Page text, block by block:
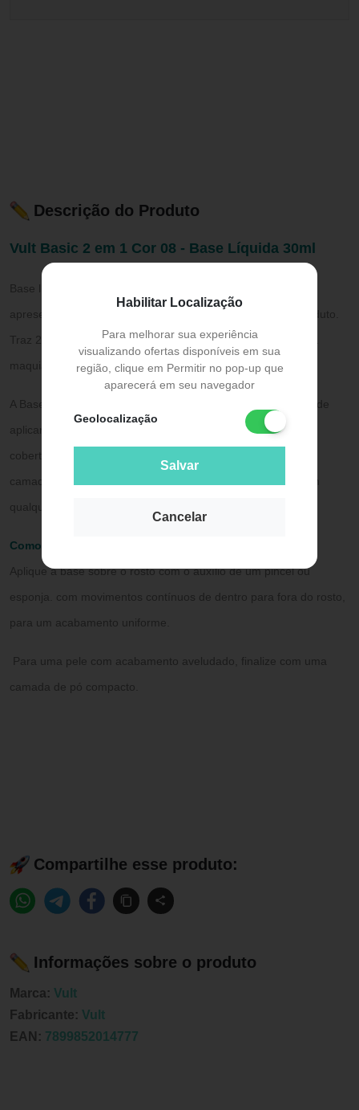
Habilitar Localização
Para melhorar sua experiência
visualizando ofertas disponíveis em sua
região, clique em Permitir no pop-up que
aparecerá em seu navegador
Geolocalização
Salvar
Cancelar
Descrição do Produto
Vult Basic 2 em 1 Cor 08 - Base Líquida 30ml
Base líquida para todos os tipos de pele. Vult Basic 2 em 1
apresenta cobertura de base e corretivo em apenas um produto.
Traz 24 tons que ajudam a uniformizar a pele e garantir uma
maquiagem com resultado incrível!
A Base Líquida Vult Basic 2 em 1 Vult é multifuncional e fácil de
aplicar, pode ser usada em correções pontuais ou para uma
cobertura total do rosto. Sua textura permite construção de
camadas e entrega uma make perfeita para você arrasar em
qualquer ocasião.
Como Usar
Aplique a base sobre o rosto com o auxílio de um pincel ou
esponja. com movimentos contínuos de dentro para fora do rosto,
para um acabamento uniforme.
Para uma pele com acabamento aveludado, finalize com uma
camada de pó compacto.
Compartilhe esse produto:
Informações sobre o produto
Marca: Vult
Fabricante: Vult
EAN: 7899852014777